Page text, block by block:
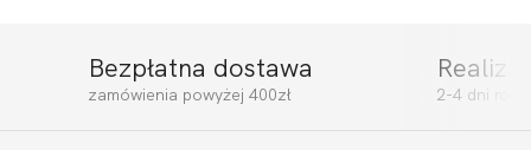
PALAZZO SOFT
PALAZZO FIGI
Bezpłatna dostawa
zamówienia powyżej 400zł 2-4 dni